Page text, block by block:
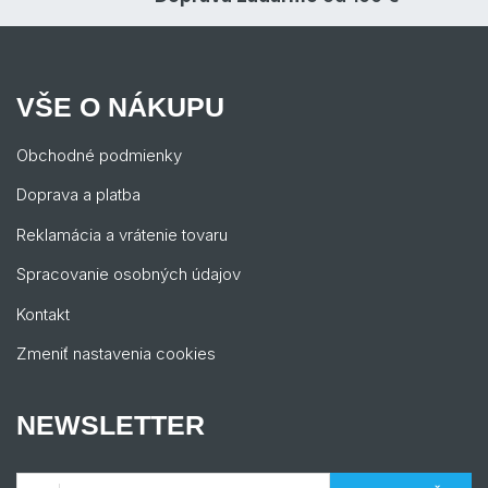
VŠE O NÁKUPU
Obchodné podmienky
Doprava a platba
Reklamácia a vrátenie tovaru
Spracovanie osobných údajov
Kontakt
Zmeniť nastavenia cookies
NEWSLETTER